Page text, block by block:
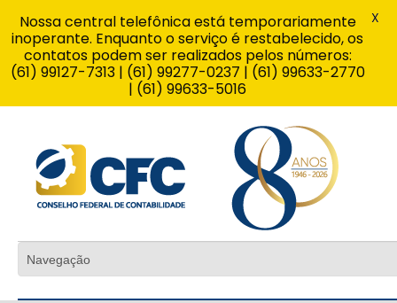
Nossa central telefônica está temporariamente
inoperante. Enquanto o serviço é restabelecido, os
contatos podem ser realizados pelos números:
(61) 99127-7313 | (61) 99277-0237 | (61) 99633-2770
| (61) 99633-5016
X